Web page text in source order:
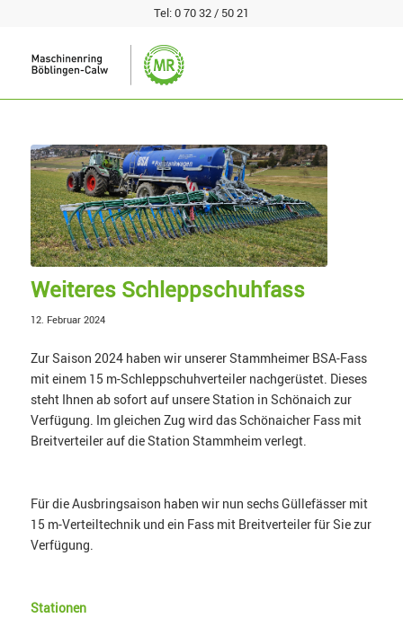
Tel:0 70 32 / 50 21
Weiteres Schleppschuhfass
12. Februar 2024
Zur Saison 2024 haben wir unserer Stammheimer BSA-Fass
mit einem 15 m-Schleppschuhverteiler nachgerüstet. Dieses
steht Ihnen ab sofort auf unsere Station in Schönaich zur
Verfügung. Im gleichen Zug wird das Schönaicher Fass mit
Breitverteiler auf die Station Stammheim verlegt.
Für die Ausbringsaison haben wir nun sechs Güllefässer mit
15 m-Verteiltechnik und ein Fass mit Breitverteiler für Sie zur
Verfügung.
Stationen